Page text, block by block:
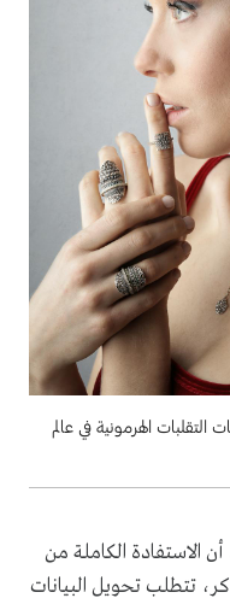
التقلبات الهرمونية في عالم
الاستفادة الكاملة من
تتطلب تحويل البيانات